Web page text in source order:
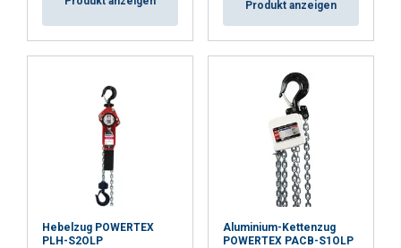
Produkt anzeigen
Hebelzug POWERTEX
PLH-S2OLP
Aluminium-Kettenzug
POWERTEX PACB-S1OLP